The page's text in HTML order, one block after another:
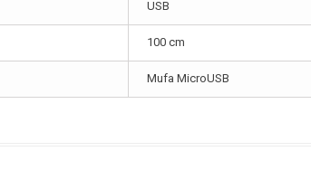
USB
100 cm
Mufa MicroUSB